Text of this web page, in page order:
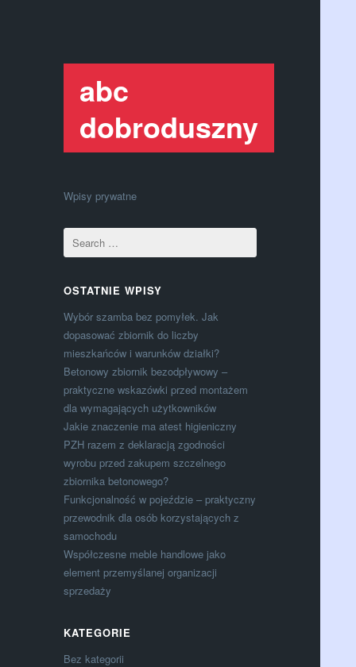
abc
dobroduszny
Wpisy prywatne
OSTATNIE WPISY
Wybór szamba bez pomyłek. Jak
dopasować zbiornik do liczby
mieszkańców i warunków działki?
Betonowy zbiornik bezodpływowy –
praktyczne wskazówki przed montażem
dla wymagających użytkowników
Jakie znaczenie ma atest higieniczny
PZH razem z deklaracją zgodności
wyrobu przed zakupem szczelnego
zbiornika betonowego?
Funkcjonalność w pojeździe – praktyczny
przewodnik dla osób korzystających z
samochodu
Współczesne meble handlowe jako
element przemyślanej organizacji
sprzedaży
KATEGORIE
Bez kategorii